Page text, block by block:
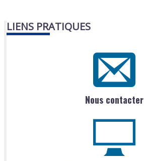
LIENS PRATIQUES
Nous contacter